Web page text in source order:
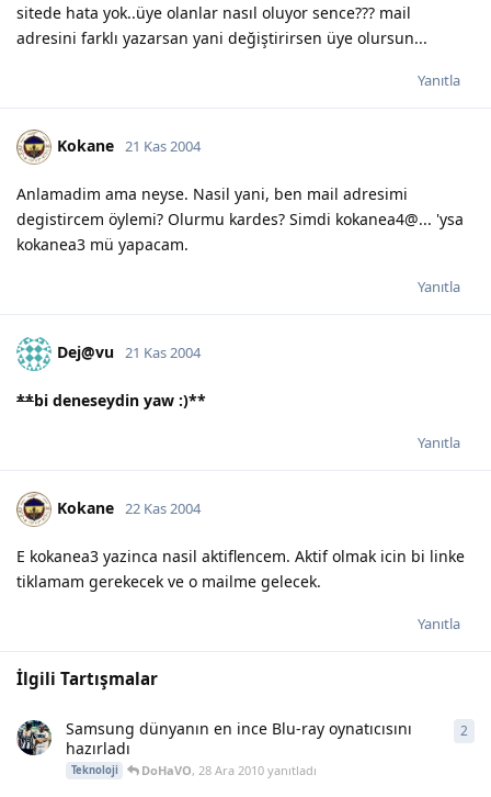
sitede hata yok..üye olanlar nasıl oluyor sence??? mail
adresini farklı yazarsan yani değiştirirsen üye olursun...
Yanıtla
Kokane 21 Kas 2004
Anlamadim ama neyse. Nasil yani, ben mail adresimi
degistircem öylemi? Olurmu kardes? Simdi kokanea4@... 'ysa
kokanea3 mü yapacam.
Yanıtla
Dej@vu 21 Kas 2004
**bi deneseydin yaw :)**
Yanıtla
Kokane 22 Kas 2004
E kokanea3 yazinca nasil aktiflencem. Aktif olmak icin bi linke
tiklamam gerekecek ve o mailme gelecek.
Yanıtla
İlgili Tartışmalar
Samsung dünyanın en ince Blu-ray oynatıcısını
hazırladı
Teknoloji DoHaVO,28 Ara 2010 yanıtladı
2